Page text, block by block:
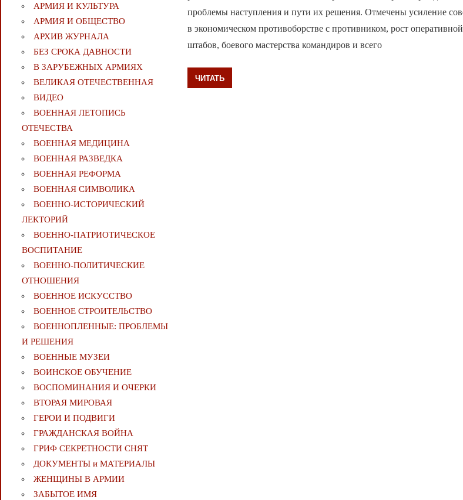
проблемы наступления и пути их решения. Отмечены усиление
в экономическом противоборстве с противником, рост
штабов, боевого мастерства командиров и всего
ЧИТАТЬ
АРМИЯ И КУЛЬТУРА
АРМИЯ И ОБЩЕСТВО
АРХИВ ЖУРНАЛА
БЕЗ СРОКА ДАВНОСТИ
В ЗАРУБЕЖНЫХ АРМИЯХ
ВЕЛИКАЯ ОТЕЧЕСТВЕННАЯ
ВИДЕО
ВОЕННАЯ ЛЕТОПИСЬ
ОТЕЧЕСТВА
ВОЕННАЯ МЕДИЦИНА
ВОЕННАЯ РАЗВЕДКА
ВОЕННАЯ РЕФОРМА
ВОЕННАЯ СИМВОЛИКА
ВОЕННО-ИСТОРИЧЕСКИЙ
ЛЕКТОРИЙ
ВОЕННО-ПАТРИОТИЧЕСКОЕ
ВОСПИТАНИЕ
ВОЕННО-ПОЛИТИЧЕСКИE
ОТНОШЕНИЯ
ВОЕННОЕ ИСКУССТВО
ВОЕННОЕ СТРОИТЕЛЬСТВО
ВОЕННОПЛЕННЫЕ: ПРОБЛЕМЫ
И РЕШЕНИЯ
ВОЕННЫЕ МУЗЕИ
ВОИНСКОЕ ОБУЧЕНИЕ
ВОСПОМИНАНИЯ И ОЧЕРКИ
ВТОРАЯ МИРОВАЯ
ГЕРОИ И ПОДВИГИ
ГРАЖДАНСКАЯ ВОЙНА
ГРИФ СЕКРЕТНОСТИ СНЯТ
ДОКУМЕНТЫ и МАТЕРИАЛЫ
ЖЕНЩИНЫ В АРМИИ
ЗАБЫТОЕ ИМЯ